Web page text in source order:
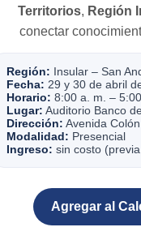
Territorios, Región
conectar
Región: Insular – San
Fecha: 29 y 30 de abril
Horario: 8:00 a. m. –
Lugar: Auditorio Banco
Dirección: Avenida
Modalidad: Presencial
Ingreso: sin costo
Agregar al